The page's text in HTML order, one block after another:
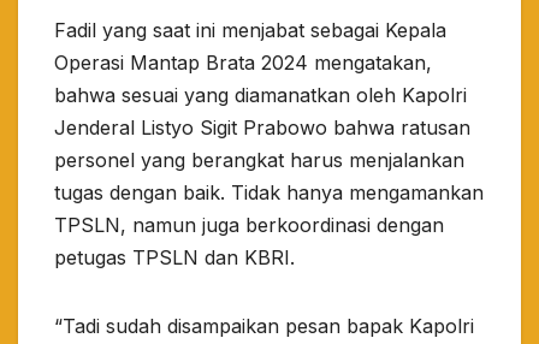
Fadil yang saat ini menjabat sebagai Kepala
Operasi Mantap Brata 2024 mengatakan,
bahwa sesuai yang diamanatkan oleh Kapolri
Jenderal Listyo Sigit Prabowo bahwa ratusan
personel yang berangkat harus menjalankan
tugas dengan baik. Tidak hanya mengamankan
TPSLN, namun juga berkoordinasi dengan
petugas TPSLN dan KBRI.
“Tadi sudah disampaikan pesan bapak Kapolri